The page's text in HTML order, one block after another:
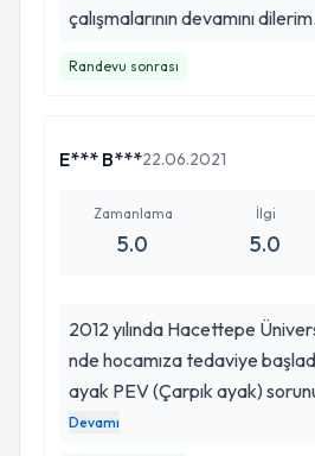
çalışmalarının devamını dilerim.
Randevu sonrası
E*** B***22.06.2021
Zamanlama
5.0
İlgi
5.0
2012 yılında Hacettepe
nde hocamıza tedaviye
ayak PEV (Çarpık ayak)
Salih hocam alçılamaya
Devamı